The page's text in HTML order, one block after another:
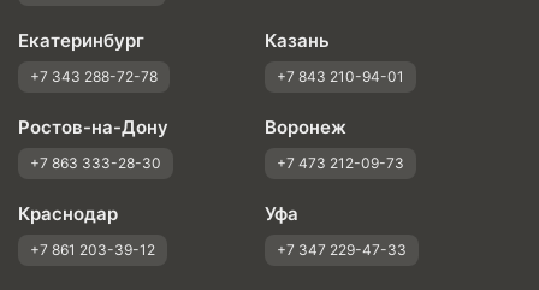
Екатеринбург
+7 343 288-72-78
Казань
+7 843 210-94-01
Ростов-на-Дону
+7 863 333-28-30
Воронеж
+7 473 212-09-73
Краснодар
+7 861 203-39-12
Уфа
+7 347 229-47-33